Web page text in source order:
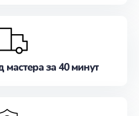
за 40 минут